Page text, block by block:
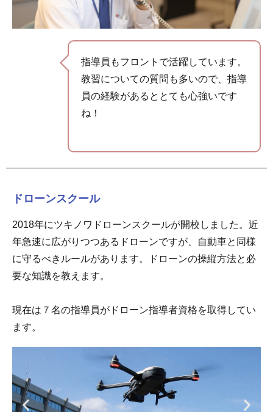
指導員もフロントで活躍しています。
教習についての質問も多いので、指導
員の経験があるととても心強いです
ね！
ドローンスクール
2018年にツキノワドローンスクールが開校しました。近
年急速に広がりつつあるドローンですが、自動車と同様
に守るべきルールがあります。ドローンの操縦方法と必
要な知識を教えます。
現在は７名の指導員がドローン指導者資格を取得してい
ます。